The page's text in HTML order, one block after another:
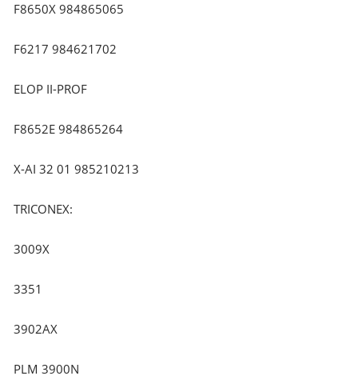
F8650X 984865065
F6217 984621702
ELOP II-PROF
F8652E 984865264
X-AI 32 01 985210213
TRICONEX:
3009X
3351
3902AX
PLM 3900N